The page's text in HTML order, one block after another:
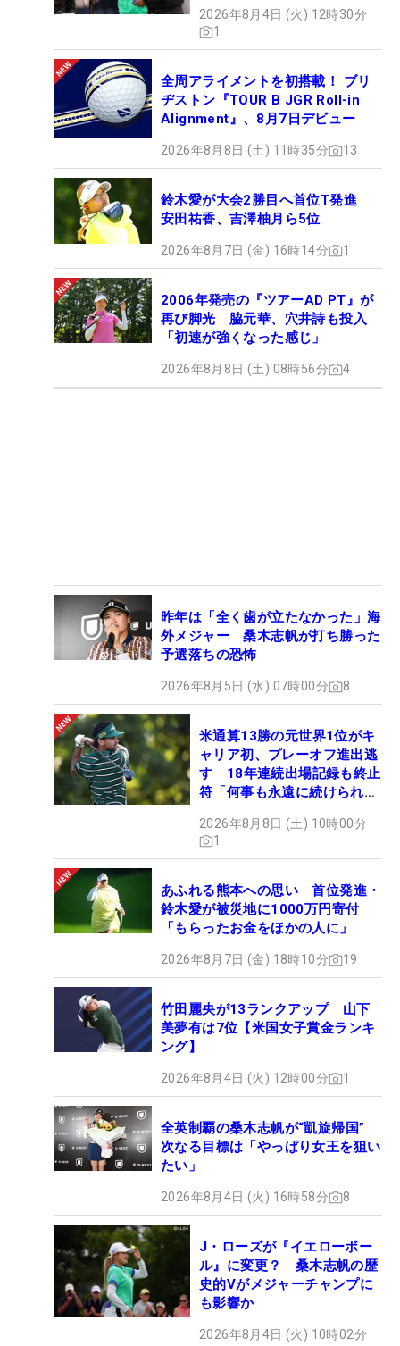
2026年8月4日 (火) 12時30分
1
全周アライメントを初搭載！ ブリ
ヂストン『TOUR B JGR Roll-in
Alignment』、8月7日デビュー
2026年8月8日 (土) 11時35分 13
鈴木愛が大会2勝目へ首位T発進
安田祐香、吉澤柚月ら5位
2026年8月7日 (金) 16時14分 1
2006年発売の『ツアーAD PT』が
再び脚光 脇元華、穴井詩も投入
「初速が強くなった感じ」
2026年8月8日 (土) 08時56分 4
昨年は「全く歯が立たなかった」海
外メジャー 桑木志帆が打ち勝った
予選落ちの恐怖
2026年8月5日 (水) 07時00分 8
米通算13勝の元世界1位がキ
ャリア初、プレーオフ進出逃
す 18年連続出場記録も終止
符「何事も永遠に続けられな
2026年8月8日 (土) 10時00分
1
あふれる熊本への思い 首位発進・
鈴木愛が被災地に1000万円寄付
「もらったお金をほかの人に」
2026年8月7日 (金) 18時10分 19
竹田麗央が13ランクアップ 山下
美夢有は7位【米国女子賞金ランキ
ング】
2026年8月4日 (火) 12時00分 1
全英制覇の桑木志帆が“凱旋帰国”
次なる目標は「やっぱり女王を狙い
たい」
2026年8月4日 (火) 16時58分 8
J・ローズが『イエローボー
ル』に変更？ 桑木志帆の歴
史的Vがメジャーチャンプに
も影響か
2026年8月4日 (火) 10時02分